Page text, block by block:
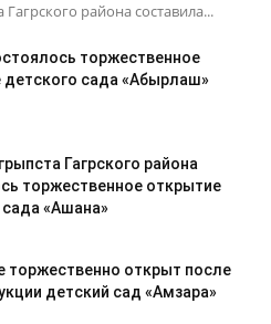
района составила...
торжественное
детского сада «Абырлаш»
Гагрского района
торжественное открытие
«Ашана»
торжественно открыт после
детский сад «Амзара»